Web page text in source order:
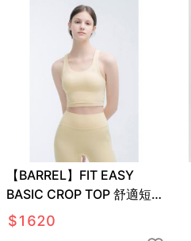
【BARREL】FIT EASY
BASIC CROP TOP 舒適短
版背心 #BUTTER
$1620